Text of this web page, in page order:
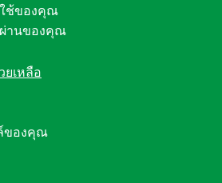
ช้ของคุณ
านของคุณ
เหลือ
ของคุณ